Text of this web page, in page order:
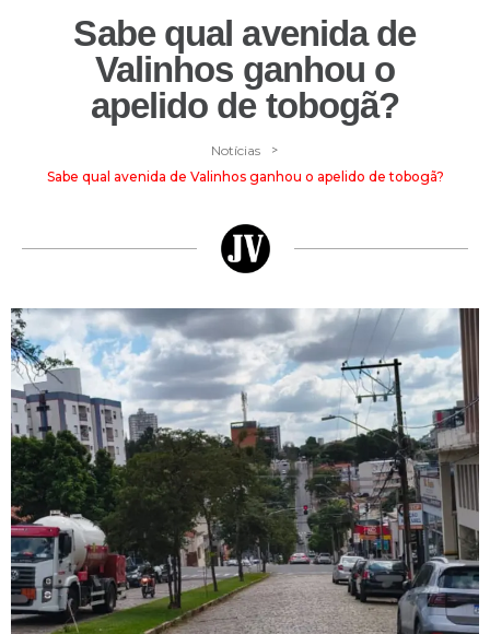
Sabe qual avenida de
Valinhos ganhou o
apelido de tobogã?
Notícias >
Sabe qual avenida de Valinhos ganhou o apelido de tobogã?